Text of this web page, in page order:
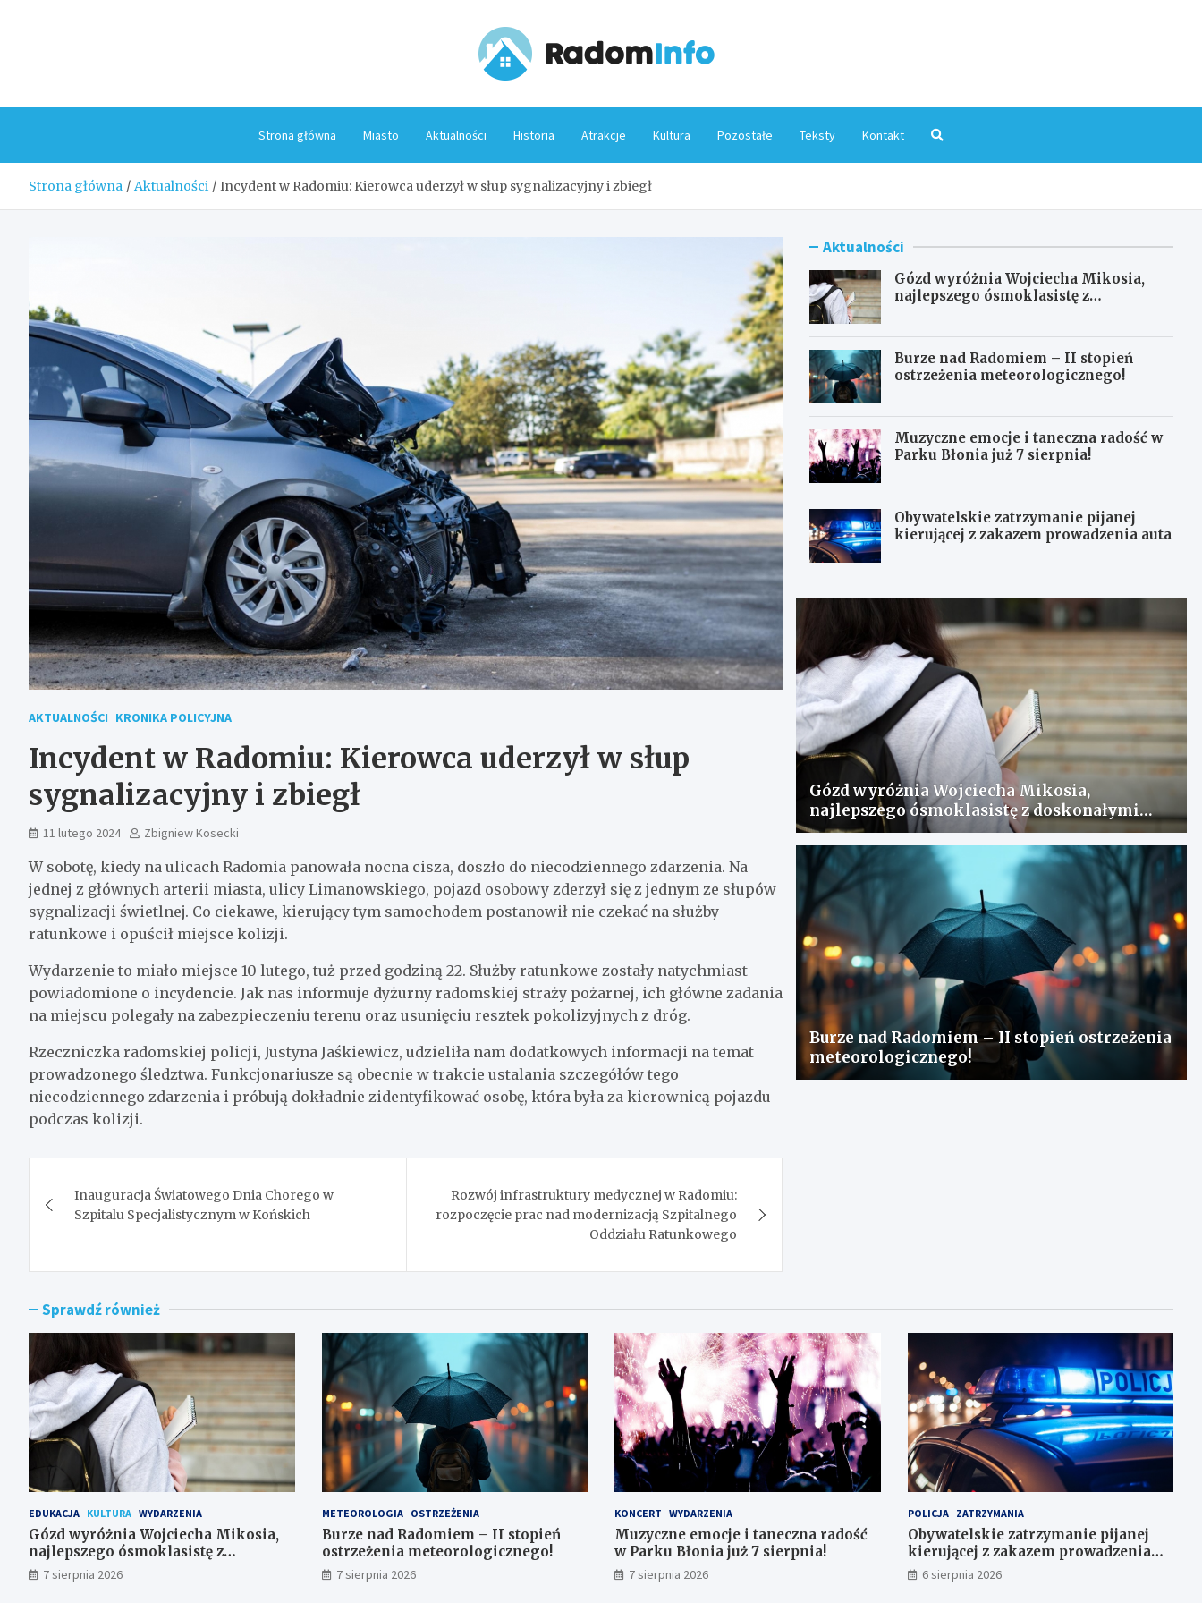
Strona główna Miasto Aktualności Historia Atrakcje Kultura Pozostałe Teksty Kontakt
Strona główna Aktualności Incydent w Radomiu: Kierowca uderzył w słup sygnalizacyjny i zbiegł
AKTUALNOŚCI KRONIKA POLICYJNA
Incydent w Radomiu: Kierowca uderzył w słup
sygnalizacyjny i zbiegł
11 lutego 2024 Zbigniew Kosecki
W sobotę, kiedy na ulicach Radomia panowała nocna cisza, doszło do niecodziennego zdarzenia. Na
jednej z głównych arterii miasta, ulicy Limanowskiego, pojazd osobowy zderzył się z jednym ze słupów
sygnalizacji świetlnej. Co ciekawe, kierujący tym samochodem postanowił nie czekać na służby
ratunkowe i opuścił miejsce kolizji.
Wydarzenie to miało miejsce 10 lutego, tuż przed godziną 22. Służby ratunkowe zostały natychmiast
powiadomione o incydencie. Jak nas informuje dyżurny radomskiej straży pożarnej, ich główne zadania
na miejscu polegały na zabezpieczeniu terenu oraz usunięciu resztek pokolizyjnych z dróg.
Rzeczniczka radomskiej policji, Justyna Jaśkiewicz, udzieliła nam dodatkowych informacji na temat
prowadzonego śledztwa. Funkcjonariusze są obecnie w trakcie ustalania szczegółów tego
niecodziennego zdarzenia i próbują dokładnie zidentyfikować osobę, która była za kierownicą pojazdu
podczas kolizji.
wpisu
Inauguracja Światowego Dnia Chorego w
Szpitalu Specjalistycznym w Końskich
Rozwój infrastruktury medycznej w Radomiu:
rozpoczęcie prac nad modernizacją Szpitalnego
Oddziału Ratunkowego
Aktualności
Gózd wyróżnia Wojciecha Mikosia,
najlepszego ósmoklasistę z
Burze nad Radomiem – II stopień
ostrzeżenia meteorologicznego!
Muzyczne emocje i taneczna radość w
Parku Błonia już 7 sierpnia!
Obywatelskie zatrzymanie pijanej
kierującej z zakazem prowadzenia auta
Gózd wyróżnia Wojciecha Mikosia,
najlepszego ósmoklasistę z doskonałymi
wynikami!
Burze nad Radomiem – II stopień ostrzeżenia
meteorologicznego!
Sprawdź również
EDUKACJA KULTURA WYDARZENIA
Gózd wyróżnia Wojciecha Mikosia,
najlepszego ósmoklasistę z
doskonałymi wynikami!
7 sierpnia 2026
METEOROLOGIA OSTRZEŻENIA
Burze nad Radomiem – II stopień
ostrzeżenia meteorologicznego!
7 sierpnia 2026
KONCERT WYDARZENIA
Muzyczne emocje i taneczna radość
w Parku Błonia już 7 sierpnia!
7 sierpnia 2026
POLICJA ZATRZYMANIA
Obywatelskie zatrzymanie pijanej
kierującej z zakazem prowadzenia
auta6 sierpnia 2026